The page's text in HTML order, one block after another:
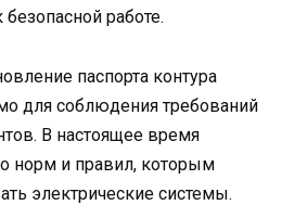
работе.
паспорта контура
для соблюдения требований
В настоящее время
норм и правил, которым
электрические системы.